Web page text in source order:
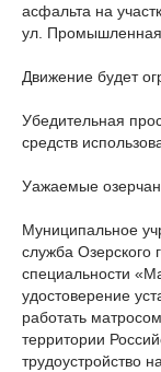
асфальта на
ул.
Движение будет
Убедительная
средств
Уажаемые
Муниципальное
служба Озерского
специальности
удостоверение
работать
территории
трудоустройство